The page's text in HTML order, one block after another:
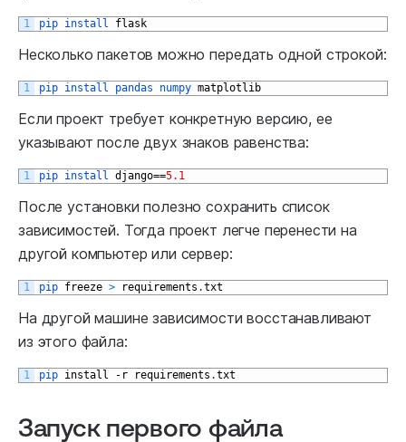
1 pip install flask
Несколько пакетов можно передать одной строкой:
1 pip install pandas numpy matplotlib
Если проект требует конкретную версию, ее
указывают после двух знаков равенства:
1 pip install django==5.1
После установки полезно сохранить список
зависимостей. Тогда проект легче перенести на
другой компьютер или сервер:
1 pip freeze > requirements .txt
На другой машине зависимости восстанавливают
из этого файла:
1 pip install - r requirements .txt
Запуск первого файла